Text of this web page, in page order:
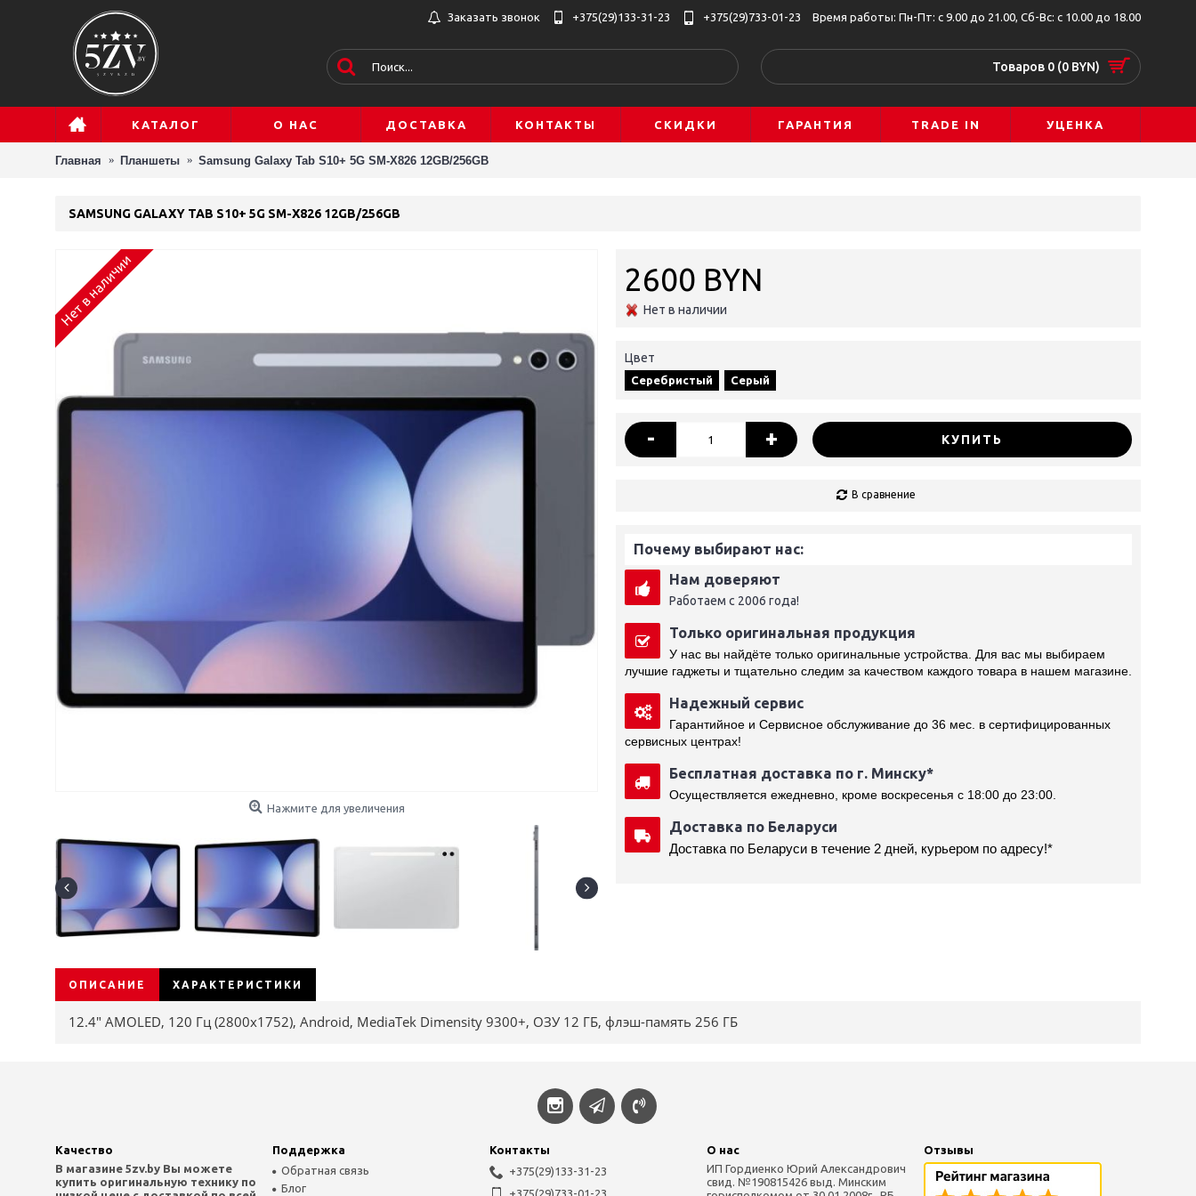
Заказать звонок +375(29)‎133-31-23 +375(29)733-01-23 Время работы: Пн-Пт: с 9.00 до 21.00, Сб-Вс: с 10.00 до 18.00
Товаров 0 (0 BYN)
КАТАЛОГ О НАС ДОСТАВКА КОНТАКТЫ СКИДКИ ГАРАНТИЯ TRADE IN УЦЕНКА
Главная Планшеты Samsung Galaxy Tab S10+ 5G SM-X826 12GB/256GB
SAMSUNG GALAXY TAB S10+ 5G SM-X826 12GB/256GB
Нет в наличии
Нажмите для увеличения
2600 BYN
Нет в наличии
Цвет
Серебристый Серый
- + КУПИТЬ
В сравнение
Почему выбирают нас:
Нам доверяют
Работаем с 2006 года!
Только оригинальная продукция
У нас вы найдёте только оригинальные устройства. Для вас мы выбираем
лучшие гаджеты и тщательно следим за качеством каждого товара в нашем магазине.
Надежный сервис
Гарантийное и Сервисное обслуживание до 36 мес. в сертифицированных
сервисных центрах!
Бесплатная доставка по г. Минску*
Осуществляется ежедневно, кроме воскресенья с 18:00 до 23:00.
Доставка по Беларуси
Доставка по Беларуси в течение 2 дней, курьером по адресу!*
ОПИСАНИЕ ХАРАКТЕРИСТИКИ
12.4" AMOLED, 120 Гц (2800x1752), Android, MediaTek Dimensity 9300+, ОЗУ 12 ГБ, флэш-память 256 ГБ
Качество
В магазине 5zv.by Вы можете
купить оригинальную технику по
Поддержка
Обратная связь
Блог
Контакты
+375(29)‎133-31-23
+375(29)733-01-23
О нас
ИП Гордиенко Юрий Александрович
свид. №190815426 выд. Минским
Отзывы